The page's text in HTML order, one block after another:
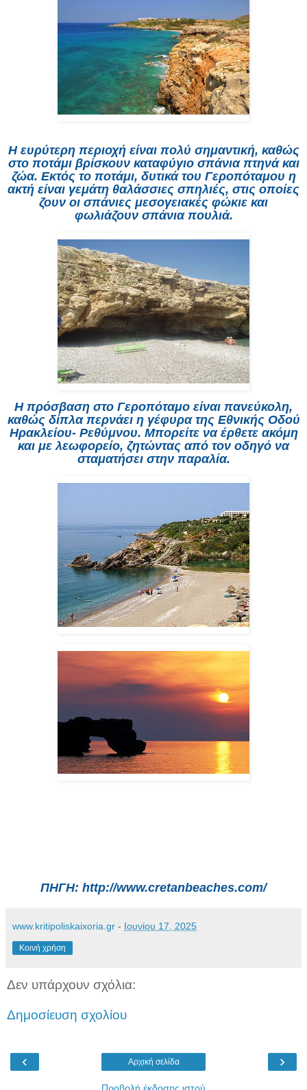
Η ευρύτερη περιοχή είναι πολύ σημαντική, καθώς
στο ποτάμι βρίσκουν καταφύγιο σπάνια πτηνά και
ζώα. Εκτός το ποτάμι, δυτικά του Γεροπόταμου η
ακτή είναι γεμάτη θαλάσσιες σπηλιές, στις οποίες
ζουν οι σπάνιες μεσογειακές φώκιε και
φωλιάζουν σπάνια πουλιά.
Η πρόσβαση στο Γεροπόταμο είναι πανεύκολη,
καθώς δίπλα περνάει η γέφυρα της Εθνικής Οδού
Ηρακλείου- Ρεθύμνου. Μπορείτε να έρθετε ακόμη
και με λεωφορείο, ζητώντας από τον οδηγό να
σταματήσει στην παραλία.
ΠΗΓΗ: http://www.cretanbeaches.com/
www.kritipoliskaixoria.gr - Ιουνίου 17, 2025
Κοινή χρήση
Δεν υπάρχουν σχόλια:
Δημοσίευση σχολίου
‹ ›
Αρχική σελίδα